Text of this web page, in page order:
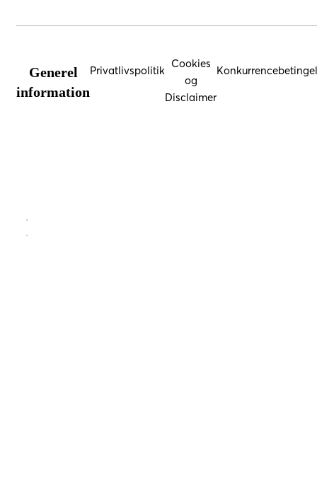
Generel
information
Privatlivspolitik
Cookies
og
Disclaimer